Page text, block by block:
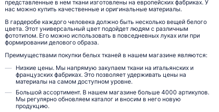
представленные в нем ткани изготовлены на европейских фабриках. У
нас можно купить качественные и оригинальные материалы.
В гардеробе каждого человека должно быть несколько вещей белого
цвета. Этот универсальный цвет подойдет людям с различным
фототипом. Его можно использовать в повседневных луках или при
формировании делового образа.
Преимуществами покупки белых тканей в нашем магазине являются:
Низкие цены. Мы напрямую закупаем ткани на итальянских и
французских фабриках. Это позволяет удерживать цены на
материалы на самом доступном уровне.
Большой ассортимент. В нашем магазине больше 4000 артикулов.
Мы регулярно обновляем каталог и вносим в него новую
продукцию.